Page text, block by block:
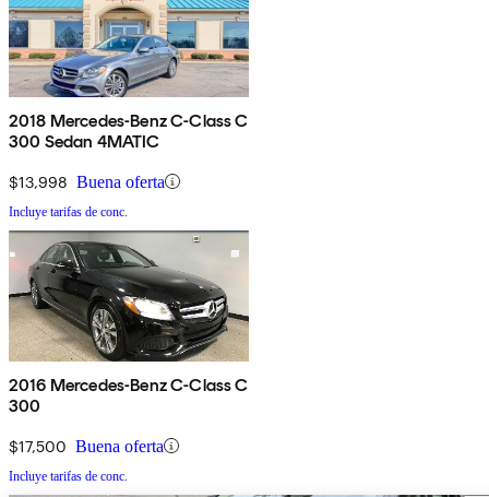
2018 Mercedes-Benz C-Class C
300 Sedan 4MATIC
$13,998 Buena oferta
Incluye tarifas de conc.
2016 Mercedes-Benz C-Class C
300
$17,500 Buena oferta
Incluye tarifas de conc.